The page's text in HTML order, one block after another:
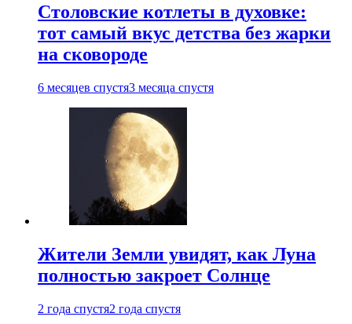
Столовские котлеты в духовке:
тот самый вкус детства без жарки
на сковороде
6 месяцев спустя3 месяца спустя
Жители Земли увидят, как Луна
полностью закроет Солнце
2 года спустя2 года спустя